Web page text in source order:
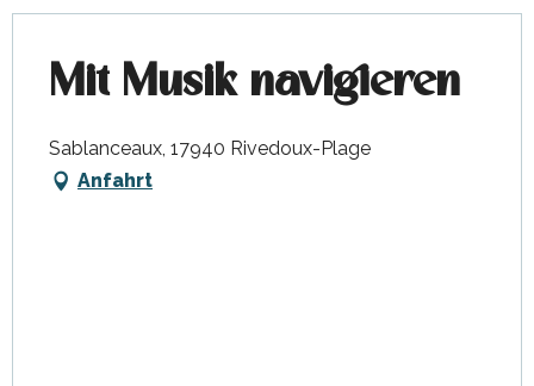
Mit Musik navigieren
Sablanceaux, 17940 Rivedoux-Plage
Anfahrt